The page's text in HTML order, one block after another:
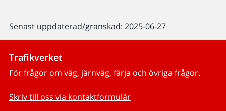
Senast uppdaterad/granskad: 2025-06-27
Trafikverket
För frågor om väg, järnväg, färja och övriga frågor.
Skriv till oss via kontaktformulär